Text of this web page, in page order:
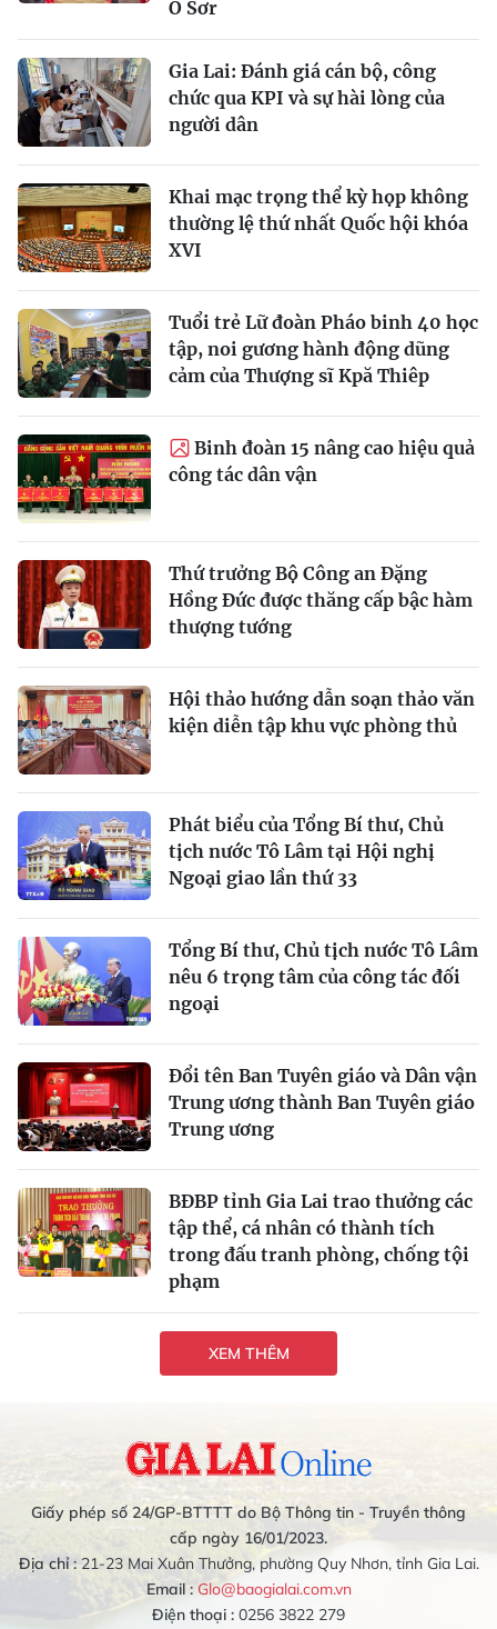
O Sơr
Gia Lai: Đánh giá cán bộ, công
chức qua KPI và sự hài lòng của
người dân
Khai mạc trọng thể kỳ họp không
thường lệ thứ nhất Quốc hội khóa
XVI
Tuổi trẻ Lữ đoàn Pháo binh 40 học
tập, noi gương hành động dũng
cảm của Thượng sĩ Kpă Thiêp
Binh đoàn 15 nâng cao hiệu quả
công tác dân vận
Thứ trưởng Bộ Công an Đặng
Hồng Đức được thăng cấp bậc hàm
thượng tướng
Hội thảo hướng dẫn soạn thảo văn
kiện diễn tập khu vực phòng thủ
Phát biểu của Tổng Bí thư, Chủ
tịch nước Tô Lâm tại Hội nghị
Ngoại giao lần thứ 33
Tổng Bí thư, Chủ tịch nước Tô Lâm
nêu 6 trọng tâm của công tác đối
ngoại
Đổi tên Ban Tuyên giáo và Dân vận
Trung ương thành Ban Tuyên giáo
Trung ương
BĐBP tỉnh Gia Lai trao thưởng các
tập thể, cá nhân có thành tích
trong đấu tranh phòng, chống tội
phạm
XEM THÊM
Giấy phép số 24/GP-BTTTT do Bộ Thông tin - Truyền thông
cấp ngày 16/01/2023.
Địa chỉ :21-23 Mai Xuân Thưởng, phường Quy Nhơn, tỉnh Gia Lai.
Email : Glo@baogialai.com.vn
Điện thoại : 0256 3822 279